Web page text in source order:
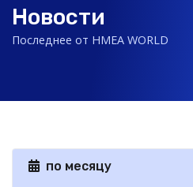
Новости
Последнее от HMEA WORLD
по месяцу